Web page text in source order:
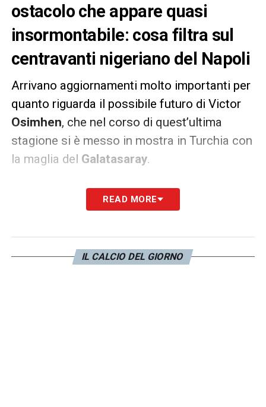
ostacolo che appare quasi
insormontabile: cosa filtra sul
centravanti nigeriano del Napoli
Arrivano aggiornamenti molto importanti per
quanto riguarda il possibile futuro di Victor
Osimhen, che nel corso di quest’ultima
stagione si è messo in mostra in Turchia con
la maglia del Galatasaray.
calciomercato Juvelo ha messo in cima
alla lista dei suoi desideri per l’attacco ma
cederlo ai rivali bianconeri, sebbene tra il
READ MORE
IL CALCIO DEL GIORNO